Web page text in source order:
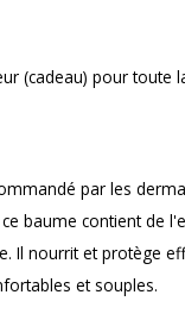
(cadeau) pour toute
par les
baume contient de
Il nourrit et protège
et souples.